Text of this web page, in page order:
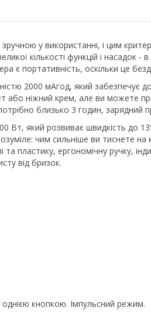
у використанні, і цим
кількості функцій і насадок -
є портативність, оскільки це
2000 мАгод, який
або ніжний крем, але ви можете
близько 3 годин, зарядний
який розвиває швидкість до
чим сильніше ви тиснете
пластику, ергономічну ручку,
від бризок.
однією кнопкою. Імпульсний режим.